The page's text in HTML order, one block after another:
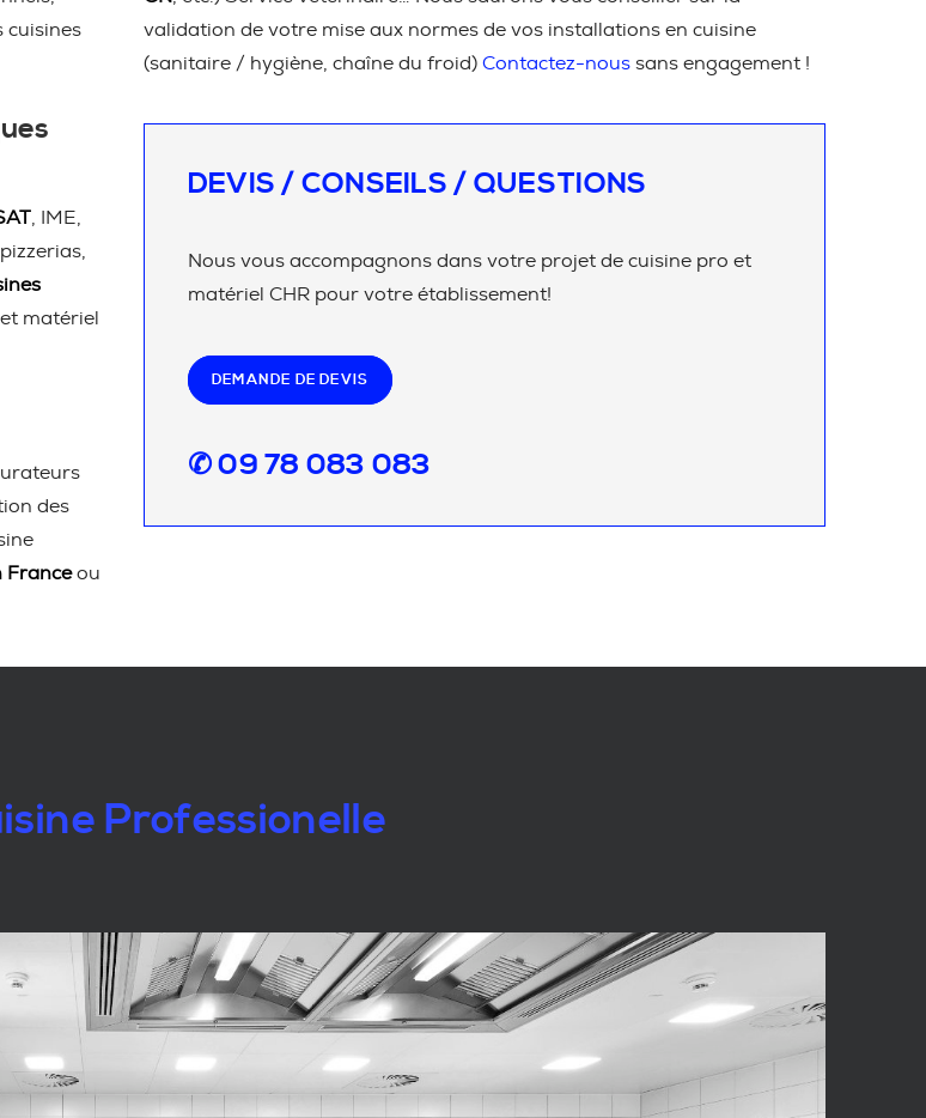
cuisines
, IME,
matériel
des
Franceou
validation de votre mise aux normes de vos installations en cuisine
(sanitaire / hygiène, chaîne du froid) Contactez-nous sans engagement !
DEVIS / CONSEILS / QUESTIONS
Nous vous accompagnons dans votre projet de cuisine pro et
matériel CHR pour votre établissement!
DEMANDE DE DEVIS
✆ 09 78 083 083
Professionelle